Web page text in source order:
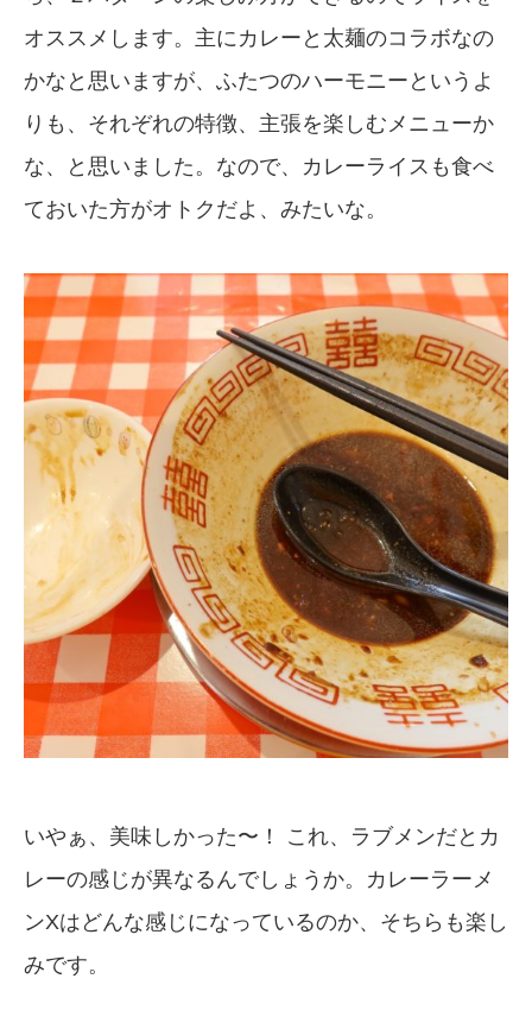
オススメします。主にカレーと太麺のコラボなの
かなと思いますが、ふたつのハーモニーというよ
りも、それぞれの特徴、主張を楽しむメニューか
な、と思いました。なので、カレーライスも食べ
ておいた方がオトクだよ、みたいな。
いやぁ、美味しかった〜！ これ、ラブメンだとカ
レーの感じが異なるんでしょうか。カレーラーメ
ンXはどんな感じになっているのか、そちらも楽し
みです。